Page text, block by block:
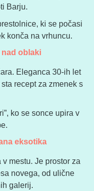
Barju.
ki se počasi
konča na vrhuncu.
oblaki
Eleganca 30-ih let
recept za zmenek s
ko se sonce upira v
eksotika
mestu. Je prostor za
novega, od ulične
galerij.